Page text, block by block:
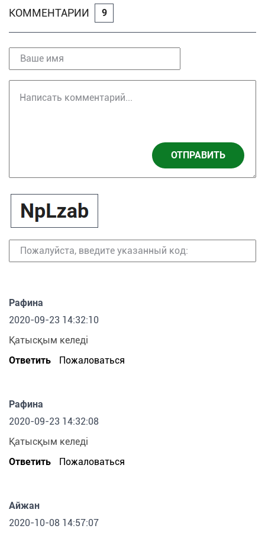
КОММЕНТАРИИ 9
ОТПРАВИТЬ
Рафина
2020-09-23 14:32:10
Қатысқым келеді
Ответить
Пожаловаться
Рафина
2020-09-23 14:32:08
Қатысқым келеді
Ответить
Пожаловаться
Айжан
2020-10-08 14:57:07